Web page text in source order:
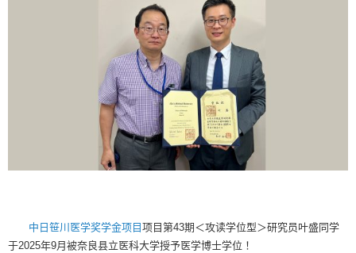
中日笹川医学奖学金项目 项目第43期＜攻读学位型＞研究员叶盛同学
于2025年9月被奈良县立医科大学授予医学博士学位！